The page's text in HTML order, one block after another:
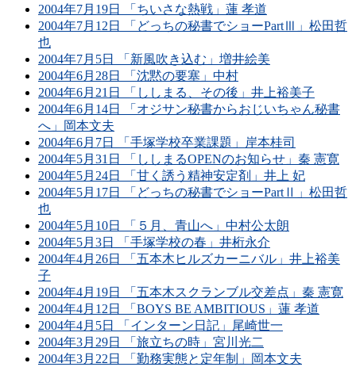
2004年7月19日 「ちいさな熱戦」蓮 孝道
2004年7月12日 「どっちの秘書でショーPartⅢ」松田哲
也
2004年7月5日 「新風吹き込む」増井絵美
2004年6月28日 「沈黙の要塞」中村
2004年6月21日 「ししまる、その後」井上裕美子
2004年6月14日 「オジサン秘書からおじいちゃん秘書
へ」岡本文夫
2004年6月7日 「手塚学校卒業課題」岸本桂司
2004年5月31日 「ししまるOPENのお知らせ」秦 憲寛
2004年5月24日 「甘く誘う精神安定剤」井上 妃
2004年5月17日 「どっちの秘書でショーPartⅡ」松田哲
也
2004年5月10日 「５月、青山へ」中村公太朗
2004年5月3日 「手塚学校の春」井桁永介
2004年4月26日 「五本木ヒルズカーニバル」井上裕美
子
2004年4月19日 「五本木スクランブル交差点」秦 憲寛
2004年4月12日 「BOYS BE AMBITIOUS」蓮 孝道
2004年4月5日 「インターン日記」尾崎世一
2004年3月29日 「旅立ちの時」宮川光二
2004年3月22日 「勤務実態と定年制」岡本文夫